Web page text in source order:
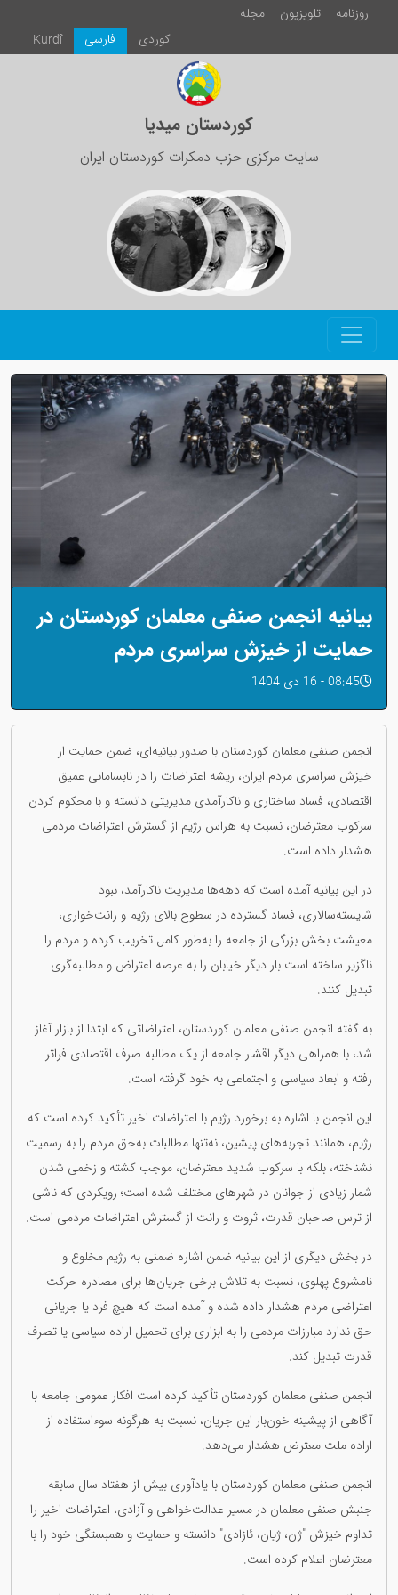
روزنامە تلویزیون
مجلە
Kurdî
فارسی كوردی
کوردستان میدیا
سایت مرکزی حزب دمکرات کوردستان ایران
بیانیه انجمن صنفی معلمان کوردستان در
حمایت از خیزش سراسری مردم
08:45 - 16 دی 1404
انجمن صنفی معلمان کوردستان با صدور بیانیه‌ای، ضمن حمایت از
خیزش سراسری مردم ایران، ریشه اعتراضات را در نابسامانی عمیق
اقتصادی، فساد ساختاری و ناکارآمدی مدیریتی دانسته و با محکوم کردن
سرکوب معترضان، نسبت به هراس رژیم از گسترش اعتراضات مردمی
هشدار داده است.
در این بیانیه آمده است که دهه‌ها مدیریت ناکارآمد، نبود
شایسته‌سالاری، فساد گسترده در سطوح بالای رژیم و رانت‌خواری،
معیشت بخش بزرگی از جامعه را به‌طور کامل تخریب کرده و مردم را
ناگزیر ساخته است بار دیگر خیابان را به عرصه اعتراض و مطالبه‌گری
تبدیل کنند.
به گفته انجمن صنفی معلمان کوردستان، اعتراضاتی که ابتدا از بازار آغاز
شد، با همراهی دیگر اقشار جامعه از یک مطالبه صرف اقتصادی فراتر
رفته و ابعاد سیاسی و اجتماعی به خود گرفته است.
این انجمن با اشاره به برخورد رژیم با اعتراضات اخیر تأکید کرده است که
رژیم، همانند تجربه‌های پیشین، نه‌تنها مطالبات به‌حق مردم را به رسمیت
نشناخته، بلکه با سرکوب شدید معترضان، موجب کشته و زخمی شدن
شمار زیادی از جوانان در شهرهای مختلف شده است؛ رویکردی که ناشی
از ترس صاحبان قدرت، ثروت و رانت از گسترش اعتراضات مردمی است.
در بخش دیگری از این بیانیه ضمن اشاره ضمنی به رژیم مخلوع و
نامشروع پهلوی، نسبت به تلاش برخی جریان‌ها برای مصادره حرکت
اعتراضی مردم هشدار داده شده و آمده است که هیچ فرد یا جریانی
حق ندارد مبارزات مردمی را به ابزاری برای تحمیل اراده سیاسی یا تصرف
قدرت تبدیل کند.
انجمن صنفی معلمان کوردستان تأکید کرده است افکار عمومی جامعه با
آگاهی از پیشینه خون‌بار این جریان‌، نسبت به هرگونه سوءاستفاده از
اراده ملت معترض هشدار می‌دهد.
انجمن صنفی معلمان کوردستان با یادآوری بیش از هفتاد سال سابقه
جنبش صنفی معلمان در مسیر عدالت‌خواهی و آزادی، اعتراضات اخیر را
تداوم خیزش "ژن، ژیان، ئازادی" دانسته و حمایت و همبستگی خود را با
معترضان اعلام کرده است.